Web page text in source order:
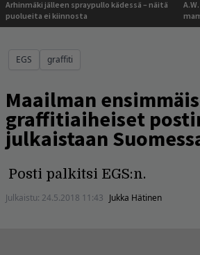
Arhinmäki jälleen spraypullo kädessä – näitä
puolueita ei kiinnosta
EGS graffiti
Maailman
graffitiaiheiset
julkaistaan
Posti palkitsi EGS:n.
Julkaistu: 24.5.2018 11:43 Jukka Hätinen